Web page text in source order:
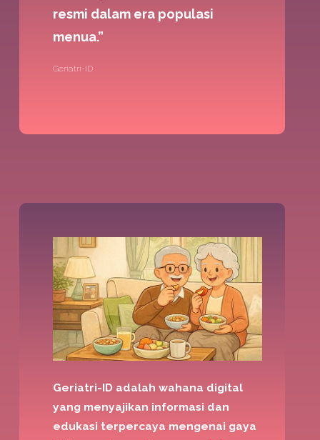
resmi dalam era populasi
menua.”
Geriatri-ID
Geriatri-ID adalah wahana digital
yang menyajikan informasi dan
edukasi terpercaya mengenai gaya